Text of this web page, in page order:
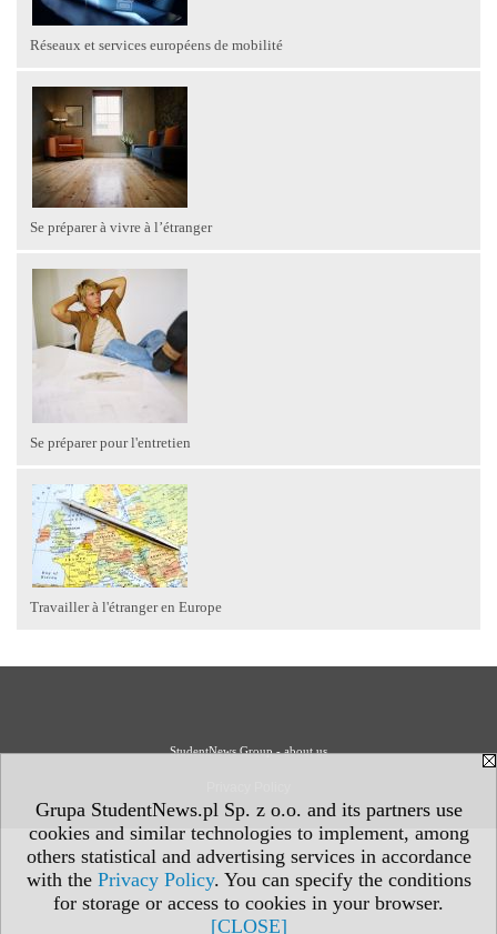
Grupa StudentNews.pl Sp. z o.o. and its partners use
cookies and similar technologies to implement, among
others statistical and advertising services in accordance
with the Privacy Policy. You can specify the conditions
for storage or access to cookies in your browser.
[CLOSE]
Réseaux et services européens de mobilité
Se préparer à vivre à l’étranger
Se préparer pour l'entretien
Travailler à l'étranger en Europe
StudentNews Group - about us